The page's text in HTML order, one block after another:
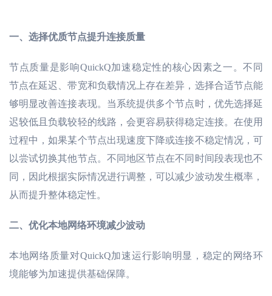
一、 选择优质节点提升连接质量
节点质量是影响QuickQ加速稳定性的核心因素之一。不同
节点在延迟、带宽和负载情况上存在差异，选择合适节点能
够明显改善连接表现。当系统提供多个节点时，优先选择延
迟较低且负载较轻的线路，会更容易获得稳定连接。在使用
过程中，如果某个节点出现速度下降或连接不稳定情况，可
以尝试切换其他节点。不同地区节点在不同时间段表现也不
同，因此根据实际情况进行调整，可以减少波动发生概率，
从而提升整体稳定性。
二、 优化本地网络环境减少波动
本地网络质量对QuickQ加速运行影响明显，稳定的网络环
境能够为加速提供基础保障。